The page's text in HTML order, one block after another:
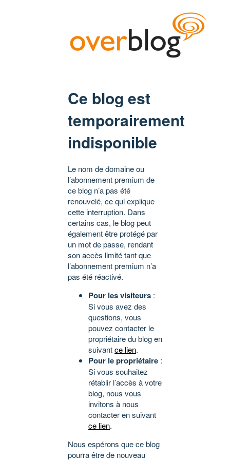
Ce blog est
temporairement
indisponible
Le nom de domaine ou
l’abonnement premium de
ce blog n’a pas été
renouvelé, ce qui explique
cette interruption. Dans
certains cas, le blog peut
également être protégé par
un mot de passe, rendant
son accès limité tant que
l’abonnement premium n’a
pas été réactivé.
Pour les visiteurs :
Si vous avez des
questions, vous
pouvez contacter le
propriétaire du blog en
suivantce lien.
Pour le propriétaire :
Si vous souhaitez
rétablir l’accès à votre
blog, nous vous
invitons à nous
contacter en suivant
ce lien.
Nous espérons que ce blog
pourra être de nouveau